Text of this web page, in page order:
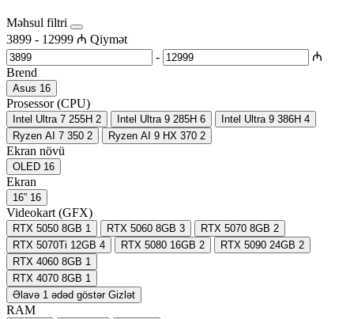
Məhsul filtri
3899 - 12999 ₼ Qiymət
-
₼
Brend
Asus 16
Prosessor (CPU)
Intel Ultra 7 255H 2 Intel Ultra 9 285H 6 Intel Ultra 9 386H 4
Ryzen AI 7 350 2 Ryzen AI 9 HX 370 2
Ekran növü
OLED 16
Ekran
16” 16
Videokart (GFX)
RTX 5050 8GB 1 RTX 5060 8GB 3 RTX 5070 8GB 2
RTX 5070Ti 12GB 4 RTX 5080 16GB 2 RTX 5090 24GB 2
RTX 4060 8GB 1
RTX 4070 8GB 1
Əlavə 1 ədəd göstər Gizlət
RAM